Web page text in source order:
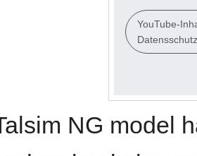
YouTube-
NG model